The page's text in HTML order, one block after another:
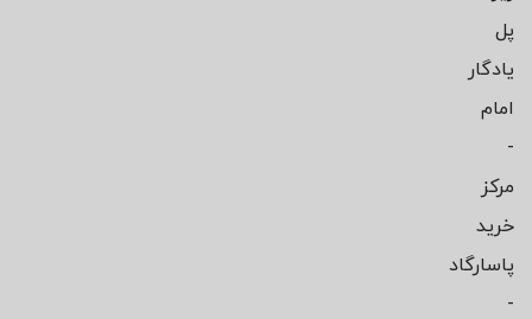
پل
یادگار
امام
-
مرکز
خرید
پاسارگاد
-